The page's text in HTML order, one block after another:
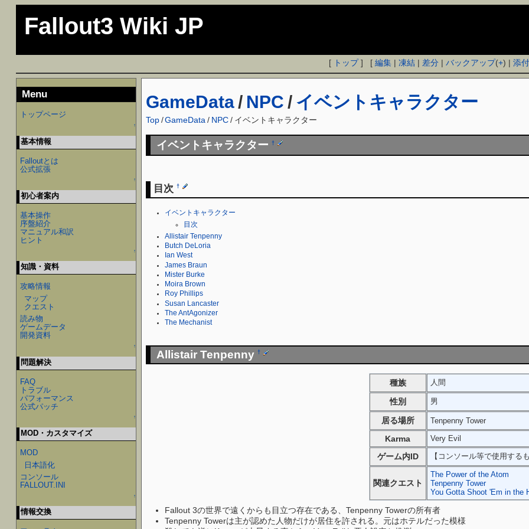
Fallout3 Wiki JP
[ トップ] [編集 |凍結 | 差分 |バックアップ(+) |添付
GameData / NPC / イベントキャラクター
Top /GameData / NPC/ イベントキャラクター
イベントキャラクター †
目次 †
イベントキャラクター
目次
Allistair Tenpenny
Butch DeLoria
Ian West
James Braun
Mister Burke
Moira Brown
Roy Phillips
Susan Lancaster
The AntAgonizer
The Mechanist
Allistair Tenpenny †
種族 人間
性別 男
居る場所 Tenpenny Tower
Karma Very Evil
ゲーム内ID 【コンソール等で使用するも
関連クエスト
The Power of the Atom
Tenpenny Tower
You Gotta Shoot 'Em in the
Fallout 3の世界で遠くからも目立つ存在である、Tenpenny Towerの所有者
Tenpenny Towerは主が認めた人物だけが居住を許される。元はホテルだった模様
Menu
トップページ
↑
基本情報
Falloutとは
公式拡張
↑
初心者案内
基本操作
序盤紹介
マニュアル和訳
ヒント
↑
知識・資料
攻略情報
マップ
クエスト
読み物
ゲームデータ
開発資料
↑
問題解決
FAQ
トラブル
パフォーマンス
公式パッチ
↑
MOD・カスタマイズ
MOD
日本語化
コンソール
FALLOUT.INI
↑
情報交換